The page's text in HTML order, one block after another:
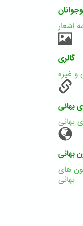
اشعار
گالری
و غیره
بهائی
بهائی
بهائی
های
بهائی